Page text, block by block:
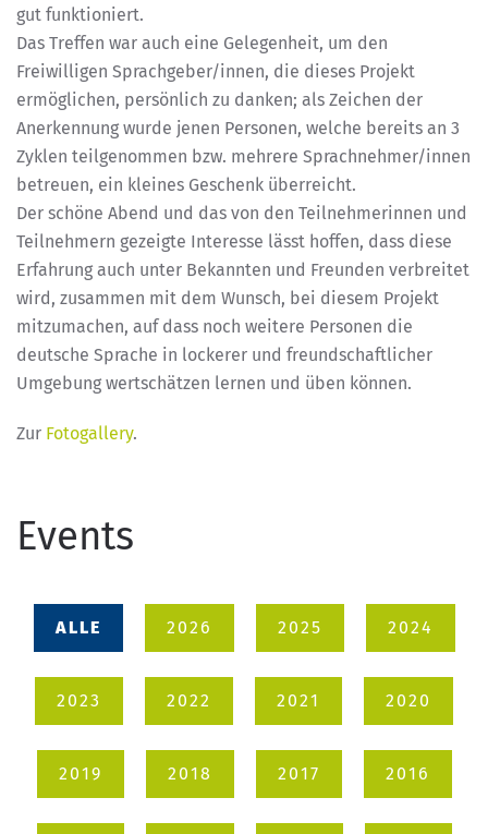
gut funktioniert.
Das Treffen war auch eine Gelegenheit, um den
Freiwilligen Sprachgeber/innen, die dieses Projekt
ermöglichen, persönlich zu danken; als Zeichen der
Anerkennung wurde jenen Personen, welche bereits an 3
Zyklen teilgenommen bzw. mehrere Sprachnehmer/innen
betreuen, ein kleines Geschenk überreicht.
Der schöne Abend und das von den Teilnehmerinnen und
Teilnehmern gezeigte Interesse lässt hoffen, dass diese
Erfahrung auch unter Bekannten und Freunden verbreitet
wird, zusammen mit dem Wunsch, bei diesem Projekt
mitzumachen, auf dass noch weitere Personen die
deutsche Sprache in lockerer und freundschaftlicher
Umgebung wertschätzen lernen und üben können.
Zur Fotogallery.
Events
ALLE 2026 2025 2024
2023 2022 2021 2020
2019 2018 2017 2016